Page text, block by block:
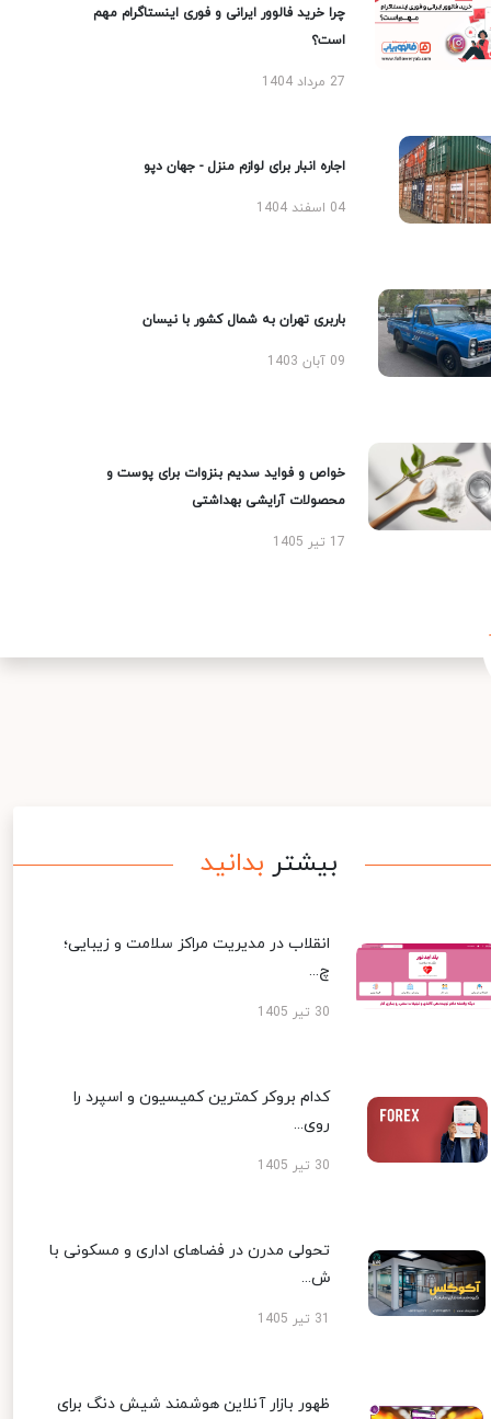
چرا خرید فالوور ایرانی و فوری اینستاگرام مهم
است؟
27 مرداد 1404
اجاره انبار برای لوازم منزل - جهان دپو
04 اسفند 1404
باربری تهران به شمال کشور با نیسان
09 آبان 1403
خواص و فواید سدیم بنزوات برای پوست و
محصولات آرایشی بهداشتی
17 تیر 1405
بیشتر بدانید
انقلاب در مدیریت مراکز سلامت و زیبایی؛
چ...
30 تیر 1405
کدام بروکر کمترین کمیسیون و اسپرد را
روی...
30 تیر 1405
تحولی مدرن در فضاهای اداری و مسکونی با
ش...
ظهور بازار آنلاین هوشمند شیش دنگ برای